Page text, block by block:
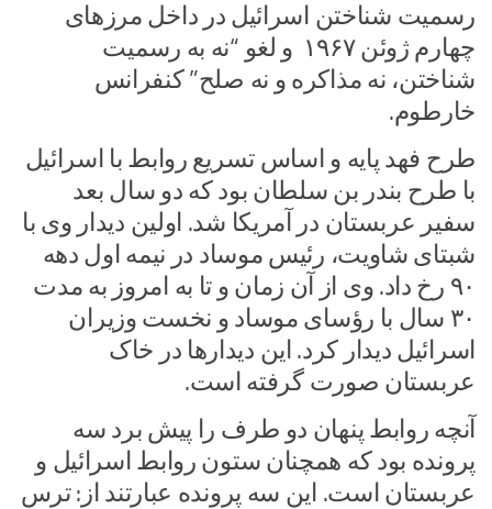
رسمیت شناختن اسرائیل در داخل مرزهای
چهارم ژوئن ۱۹۶۷ و لغو “نه به رسمیت
شناختن، نه مذاکره و نه صلح” کنفرانس
خارطوم.
طرح فهد پایه و اساس تسریع روابط با اسرائیل
با طرح بندر بن سلطان بود که دو سال بعد
سفیر عربستان در آمریکا شد. اولین دیدار وی با
شبتای شاویت، رئیس موساد در نیمه اول دهه‌
۹۰ رخ داد. وی از آن زمان و تا به امروز به مدت
۳۰ سال با رؤسای موساد و نخست وزیران
اسرائیل دیدار کرد. این دیدارها در خاک
عربستان صورت گرفته است.
آنچه روابط پنهان دو طرف را پیش برد سه
پرونده بود که همچنان ستون روابط اسرائیل و
عربستان است. این سه پرونده عبارتند از: ترس